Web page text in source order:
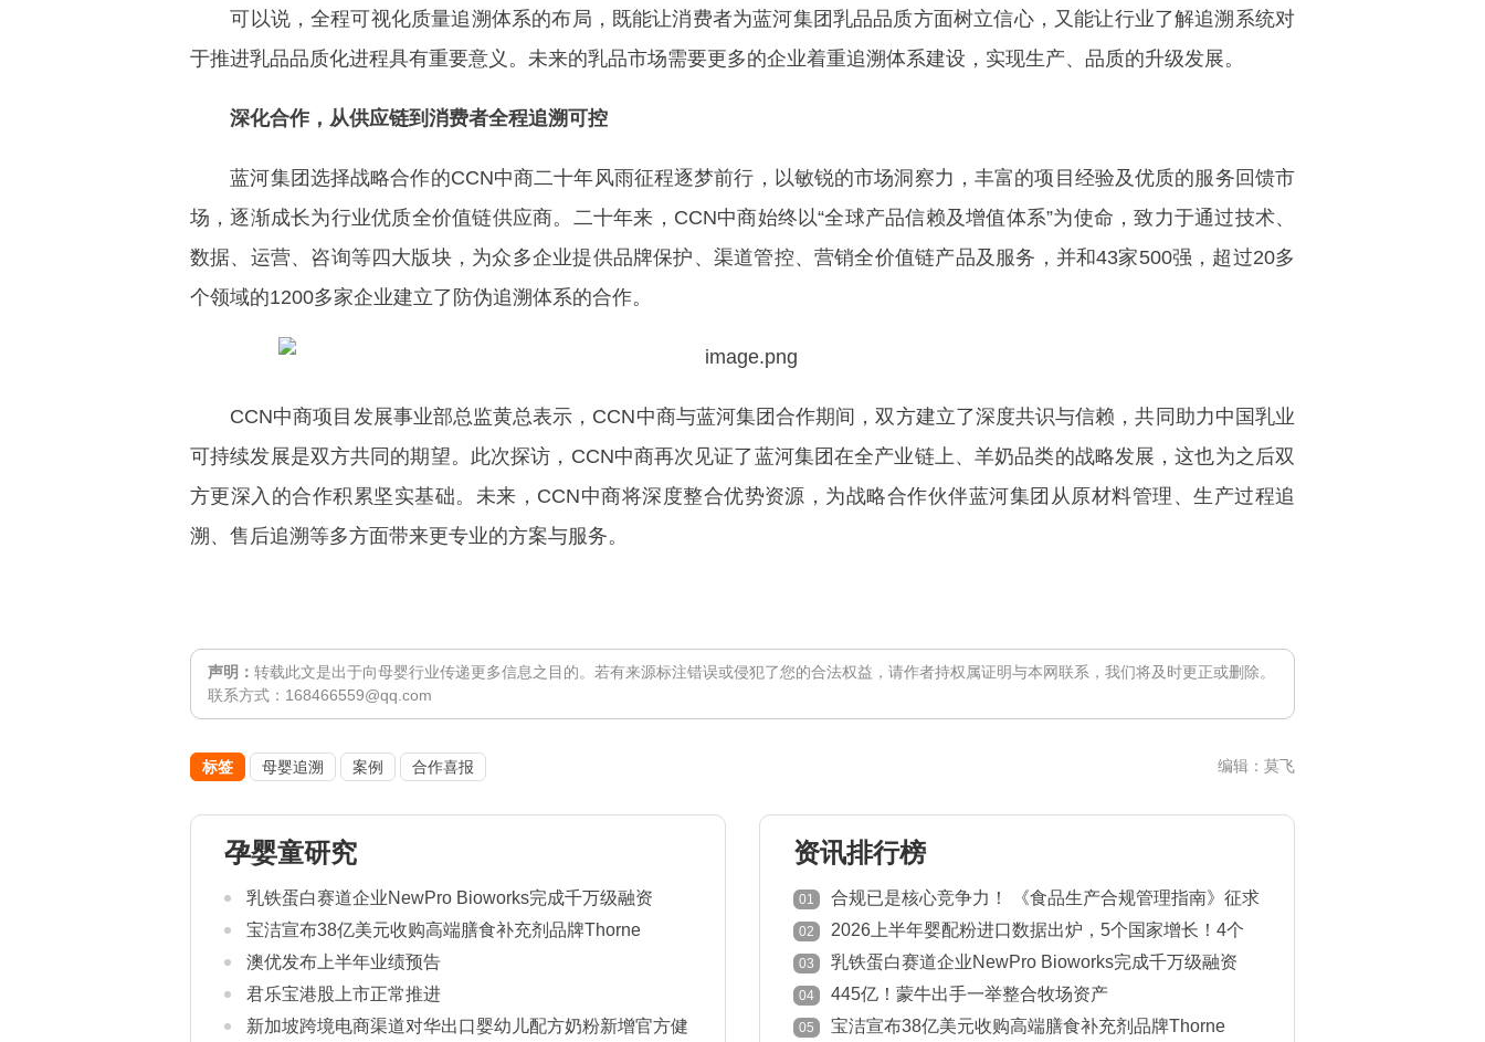
可以说，全程可视化质量追溯体系的布局，既能让消费者为蓝河集团乳品品质方面树立信心，又能让行业了解追溯系统对
于推进乳品品质化进程具有重要意义。未来的乳品市场需要更多的企业着重追溯体系建设，实现生产、品质的升级发展。
深化合作，从供应链到消费者全程追溯可控
蓝河集团选择战略合作的CCN中商二十年风雨征程逐梦前行，以敏锐的市场洞察力，丰富的项目经验及优质的服务回馈市
场，逐渐成长为行业优质全价值链供应商。二十年来，CCN中商始终以“全球产品信赖及增值体系”为使命，致力于通过技术、
数据、运营、咨询等四大版块，为众多企业提供品牌保护、渠道管控、营销全价值链产品及服务，并和43家500强，超过20多
个领域的1200多家企业建立了防伪追溯体系的合作。
CCN中商项目发展事业部总监黄总表示，CCN中商与蓝河集团合作期间，双方建立了深度共识与信赖，共同助力中国乳业
可持续发展是双方共同的期望。此次探访，CCN中商再次见证了蓝河集团在全产业链上、羊奶品类的战略发展，这也为之后双
方更深入的合作积累坚实基础。未来，CCN中商将深度整合优势资源，为战略合作伙伴蓝河集团从原材料管理、生产过程追
溯、售后追溯等多方面带来更专业的方案与服务。
声明： 转载此文是出于向母婴行业传递更多信息之目的。若有来源标注错误或侵犯了您的合法权益，请作者持权属证明与本网联系，我们将及时更正或删除。
联系方式：168466559@qq.com
标签 母婴追溯 案例 合作喜报 编辑：莫飞
孕婴童研究
乳铁蛋白赛道企业NewPro Bioworks完成千万级融资
宝洁宣布38亿美元收购高端膳食补充剂品牌Thorne
澳优发布上半年业绩预告
君乐宝港股上市正常推进
新加坡跨境电商渠道对华出口婴幼儿配方奶粉新增官方健
资讯排行榜
01
合规已是核心竞争力！ 《食品生产合规管理指南》征求
意见
02
2026上半年婴配粉进口数据出炉，5个国家增长！4个
国家下降！
03 乳铁蛋白赛道企业NewPro Bioworks完成千万级融资
04 445亿！蒙牛出手一举整合牧场资产
05 宝洁宣布38亿美元收购高端膳食补充剂品牌Thorne